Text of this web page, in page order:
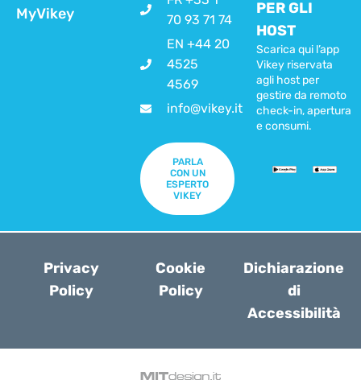
MyVikey
70 93 71 74
EN +44 20
4525
4569
info@vikey.it
PARLA
CON UN
ESPERTO
VIKEY
PER GLI
HOST
Scarica qui l’app
Vikey riservata
agli host per
gestire da remoto
check-in, apertura
e consumi.
Privacy
Policy
Cookie
Policy
Dichiarazione
di
Accessibilità